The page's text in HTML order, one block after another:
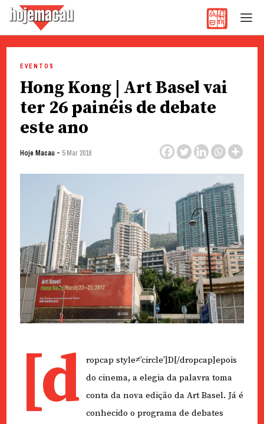
content
EVENTOS
Hong Kong | Art Basel vai
ter 26 painéis de debate
este ano
Hoje Macau - 5 Mar 2018
[d
ropcap style≠’circle’]D[/dropcap]epois
do cinema, a elegia da palavra toma
conta da nova edição da Art Basel. Já é
conhecido o programa de debates